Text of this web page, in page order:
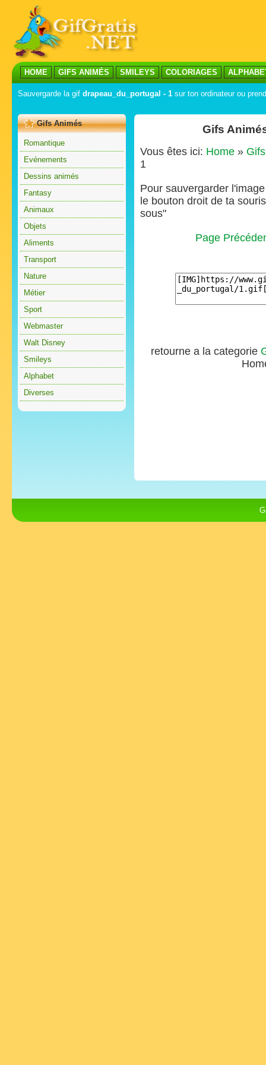
HOME GIFS ANIMÉS SMILEYS COLORIAGES
Sauvergarde la gif drapeau_du_portugal - 1 sur ton ordinateur ou
Gifs Animés
Romantique
Evénements
Dessins animés
Fantasy
Animaux
Objets
Aliments
Transport
Nature
Métier
Sport
Webmaster
Walt Disney
Smileys
Alphabet
Diverses
Gifs
Vous êtes ici: Home »
1
Pour sauvergarder
le bouton droit de ta
sous"
Page
retourne a la categorie